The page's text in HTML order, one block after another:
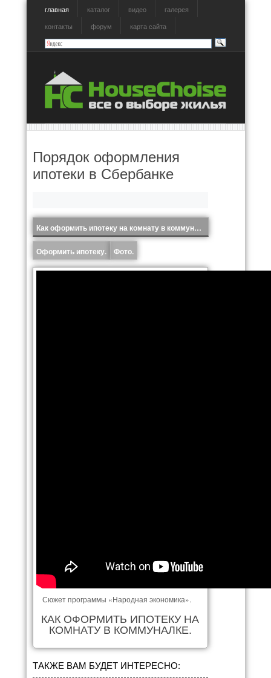
главная каталог видео
галерея
контакты
форум карта сайта
Порядок оформления
ипотеки в Сбербанке
Как оформить ипотеку на комнату в коммуналке.
Оформить ипотеку. Фото.
Сюжет программы «Народная экономика».
КАК ОФОРМИТЬ ИПОТЕКУ НА
КОМНАТУ В КОММУНАЛКЕ.
ТАКЖЕ ВАМ БУДЕТ ИНТЕРЕСНО: